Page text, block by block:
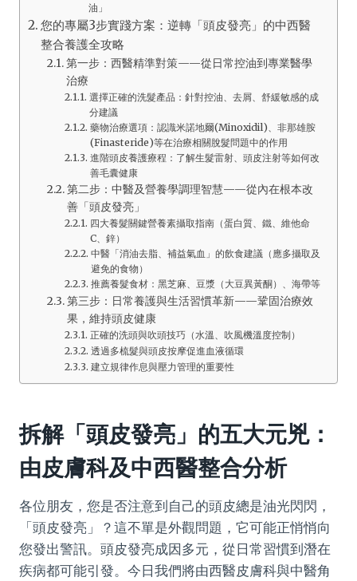
油」
您的專屬3步實踐方案：逆轉「頭皮發亮」的中西醫
整合養護全攻略
第一步：西醫精準對策——從日常控油到專業醫學
治療
選擇正確的洗髮產品：針對控油、去屑、舒緩敏感的成
分建議
藥物治療選項：認識米諾地爾(Minoxidil)、非那雄胺
(Finasteride)等在治療相關脫髮問題中的作用
進階頭皮養護療程：了解生髮雷射、頭皮注射等如何改
善毛囊健康
第二步：中醫及營養學調理智慧——從內在根本改
善「頭皮發亮」
四大養髮關鍵營養素攝取指南（蛋白質、鐵、維他命
C、鋅）
中醫「消油去脂、補益氣血」的飲食建議（應多攝取及
避免的食物）
推薦養髮食材：黑芝麻、豆漿（大豆異黃酮）、海帶等
第三步：日常養護與生活習慣革新——鞏固治療效
果，維持頭皮健康
正確的洗頭與吹頭技巧（水溫、吹風機溫度控制）
透過多梳髮與頭皮按摩促進血液循環
建立規律作息與壓力管理的重要性
拆解「頭皮發亮」的五大元兇：
由皮膚科及中西醫整合分析
各位朋友，您是否注意到自己的頭皮總是油光閃閃，
「頭皮發亮」？這不單是外觀問題，它可能正悄悄向
您發出警訊。頭皮發亮成因多元，從日常習慣到潛在
疾病都可能引發。今日我們將由西醫皮膚科與中醫角